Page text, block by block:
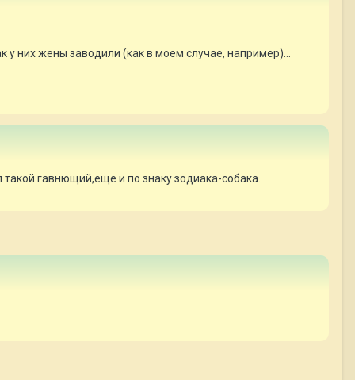
них жены заводили (как в моем случае, например)...
гавнющий,еще и по знаку зодиака-собака.